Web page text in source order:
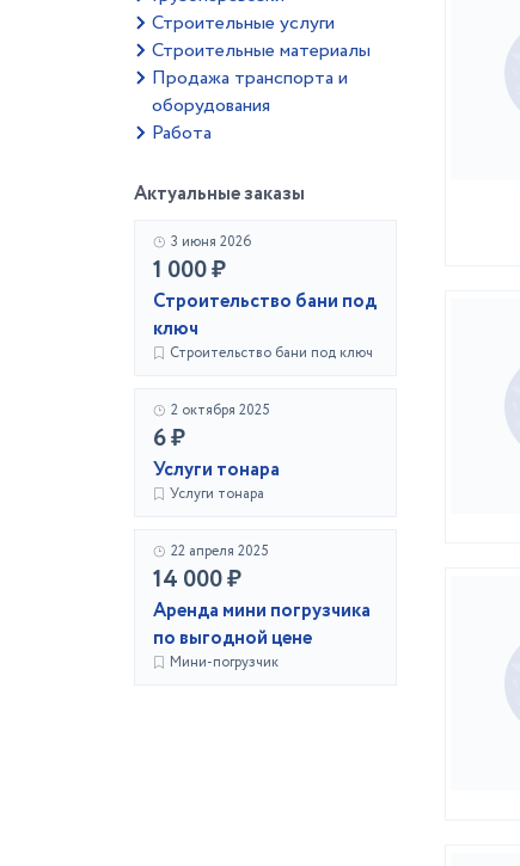
Строительные услуги
Строительные материалы
Продажа транспорта и
оборудования
Работа
Актуальные заказы
3 июня 2026
1 000 ₽
Строительство бани под
ключ
Строительство бани под ключ
2 октября 2025
6 ₽
Услуги тонара
Услуги тонара
22 апреля 2025
14 000 ₽
Аренда мини погрузчика
по выгодной цене
Мини-погрузчик